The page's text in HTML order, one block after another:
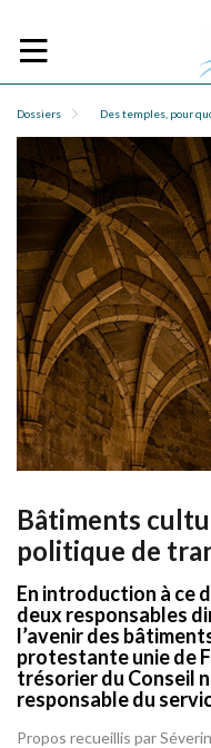
Dossiers Des temples, pour
Bâtiments
politique de
En introduction à ce
deux responsables
l’avenir des
protestante unie de
trésorier du Conseil
responsable du
Propos recueillis par